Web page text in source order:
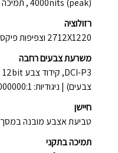
רזולוציה
2712X1220 וצפיפות פיקסלים 446ppi
משרעת צבעים רחבה
צבעים) | ניגודיות: 5000000:1
חיישן
טביעת אצבע מובנה במסך
תמיכה בתקני